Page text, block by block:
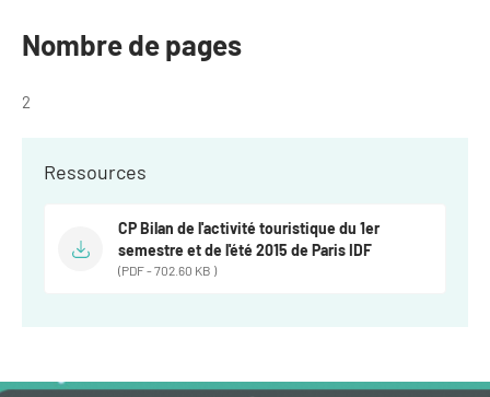
Nombre de pages
2
Ressources
CP Bilan de l'activité touristique du 1er
semestre et de l'été 2015 de Paris IDF
(PDF - 702.60 KB )